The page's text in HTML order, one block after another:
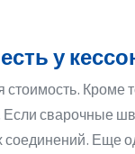
у
Кроме
сварочные
соединений. Еще